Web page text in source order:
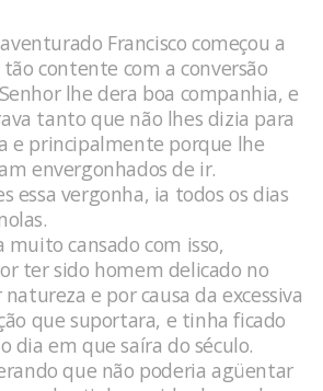
Francisco começou a
contente com a conversão
lhe dera boa companhia, e
tanto que não lhes dizia para
e principalmente porque lhe
envergonhados de ir.
essa vergonha, ia todos os dias
muito cansado com isso,
ter sido homem delicado no
e por causa da excessiva
que suportara, e tinha ficado
dia em que saíra do século.
que não poderia agüentar